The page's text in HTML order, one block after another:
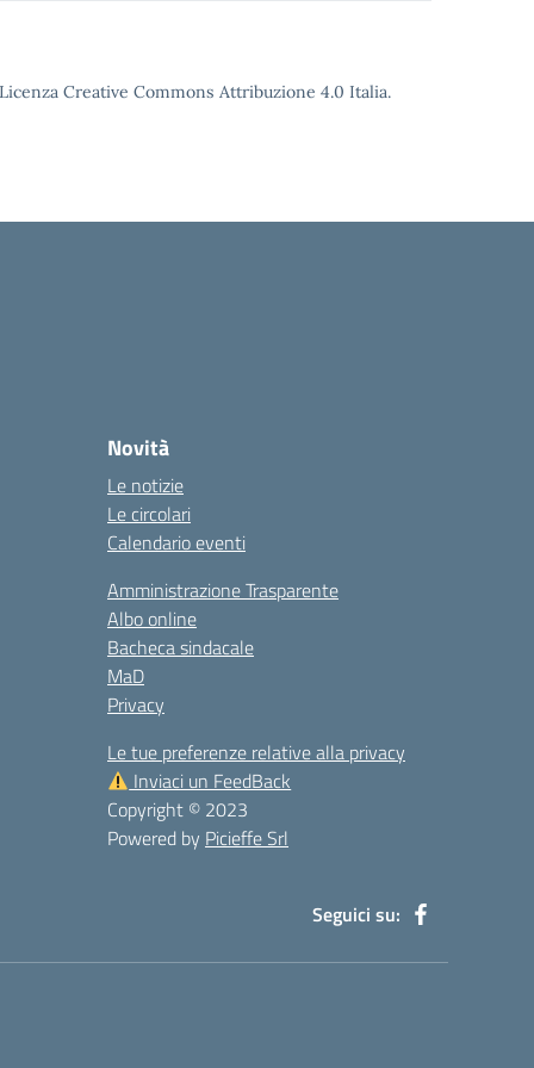
Creative Commons Attribuzione 4.0 Italia.
Novità
Le notizie
Le circolari
Calendario eventi
Amministrazione Trasparente
Albo online
Bacheca sindacale
MaD
Privacy
Le tue preferenze relative alla privacy
Inviaci un FeedBack
Copyright © 2023
Powered by Picieffe Srl
Seguici su: